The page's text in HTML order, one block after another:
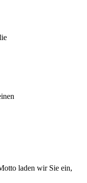
laden wir Sie ein,